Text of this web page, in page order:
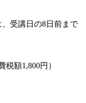
受講日の8日前まで
税額1,800円）